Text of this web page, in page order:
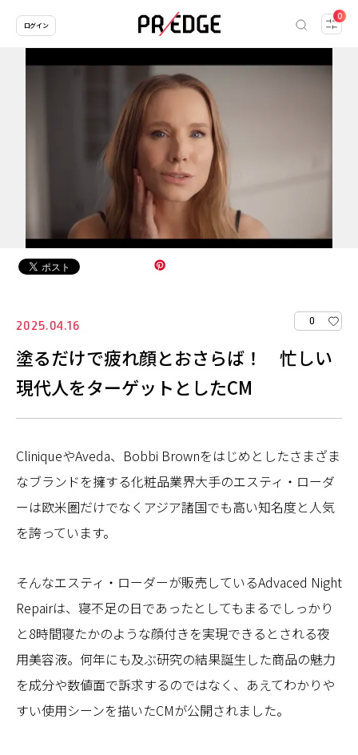
0
ログイン
2025.04.16 0
塗るだけで疲れ顔とおさらば！ 忙しい
現代人をターゲットとしたCM
CliniqueやAveda、Bobbi Brownをはじめとしたさまざま
なブランドを擁する化粧品業界大手のエスティ・ローダ
ーは欧米圏だけでなくアジア諸国でも高い知名度と人気
を誇っています。
そんなエスティ・ローダーが販売しているAdvaced Night
Repairは、寝不足の日であったとしてもまるでしっかり
と8時間寝たかのような顔付きを実現できるとされる夜
用美容液。何年にも及ぶ研究の結果誕生した商品の魅力
を成分や数値面で訴求するのではなく、あえてわかりや
すい使用シーンを描いたCMが公開されました。